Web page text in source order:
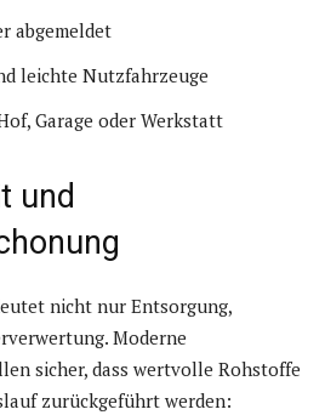
abgemeldet
leichte Nutzfahrzeuge
Garage oder Werkstatt
und
nicht nur Entsorgung,
Moderne
sicher, dass wertvolle Rohstoffe
zurückgeführt werden: